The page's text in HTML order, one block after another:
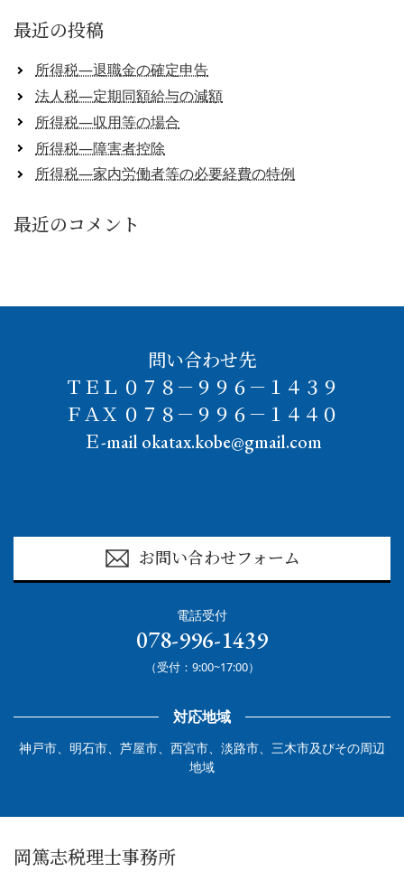
最近の投稿
所得税―退職金の確定申告
法人税―定期同額給与の減額
所得税―収用等の場合
所得税―障害者控除
所得税―家内労働者等の必要経費の特例
最近のコメント
問い合わせ先
ＴＥＬ ０７８－９９６－１４３９
ＦＡＸ ０７８－９９６－１４４０
Ｅ-mail okatax.kobe@gmail.com
お問い合わせフォーム
電話受付
078-996-1439
（受付：9:00~17:00）
対応地域
神戸市、明石市、芦屋市、西宮市、淡路市、三木市及びその周辺
地域
岡篤志税理士事務所